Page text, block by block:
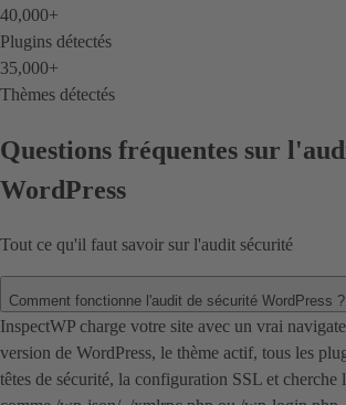
40,000+
Plugins détectés
35,000+
Thèmes détectés
Questions fréquentes sur
WordPress
Tout ce qu'il faut savoir sur l'audit sécurité
Comment fonctionne l'audit de sécurité WordPress ?
InspectWP charge votre site avec un vrai
version de WordPress, le thème actif, tous les
têtes de sécurité, la configuration SSL et cherche